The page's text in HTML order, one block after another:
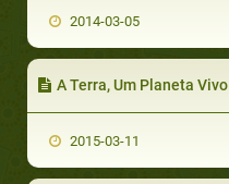
2014-03-05
A Terra, Um Planeta Vivo
2015-03-11